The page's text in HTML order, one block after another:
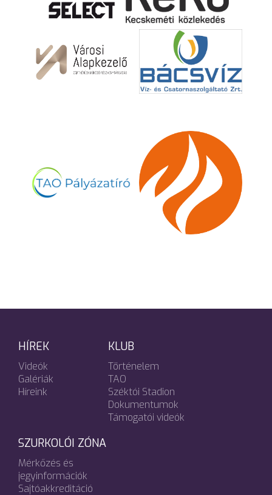
HÍREK
Videók
Galériák
Híreink
KLUB
Történelem
TAO
Széktói Stadion
Dokumentumok
Támogatói videók
SZURKOLÓI ZÓNA
Mérkőzés és
jegyinformációk
Sajtóakkreditáció